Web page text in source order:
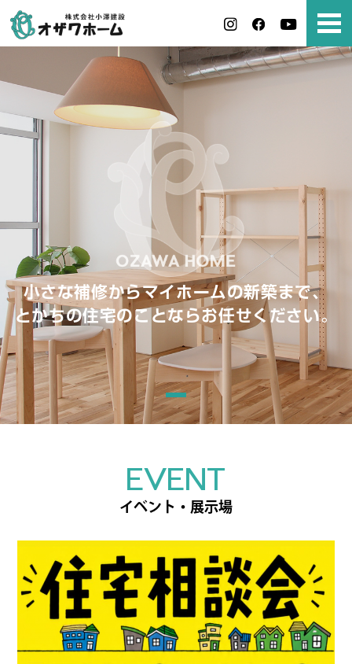
小さな補修からマイホームの新築まで、
とかちの住宅のことならお任せください。
EVENT
イベント・展示場